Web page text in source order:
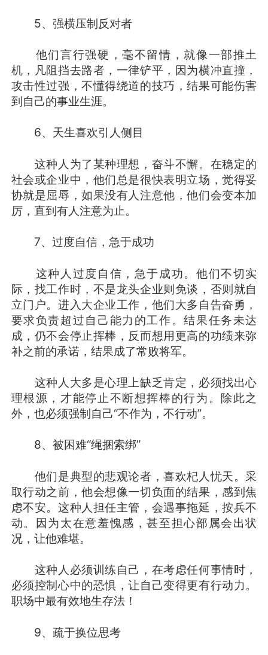
5、强横压制反对者
他们言行强硬，毫不留情，就像一部推土
机，凡阻挡去路者，一律铲平，因为横冲直撞，
攻击性过强，不懂得绕道的技巧，结果可能伤害
到自己的事业生涯。
6、天生喜欢引人侧目
这种人为了某种理想，奋斗不懈。在稳定的
社会或企业中，他们总是很快表明立场，觉得妥
协就是屈辱，如果没有人注意他，他们会变本加
厉，直到有人注意为止。
7、过度自信，急于成功
这种人过度自信，急于成功。他们不切实
际，找工作时，不是龙头企业则免谈，否则就自
立门户。进入大企业工作，他们大多自告奋勇，
要求负责超过自己能力的工作。结果任务未达
成，仍不会停止挥棒，反而想用更高的功绩来弥
补之前的承诺，结果成了常败将军。
这种人大多是心理上缺乏肯定，必须找出心
理根源，才能停止不断想挥棒的行为。除此之
外，也必须强制自己“不作为，不行动”。
8、被困难“绳捆索绑”
他们是典型的悲观论者，喜欢杞人忧天。采
取行动之前，他会想像一切负面的结果，感到焦
虑不安。这种人担任主管，会遇事拖延，按兵不
动。因为太在意羞愧感，甚至担心部属会出状
况，让他难堪。
这种人必须训练自己，在考虑任何事情时，
必须控制心中的恐惧，让自己变得更有行动力。
职场中最有效地生存法！
9、疏于换位思考